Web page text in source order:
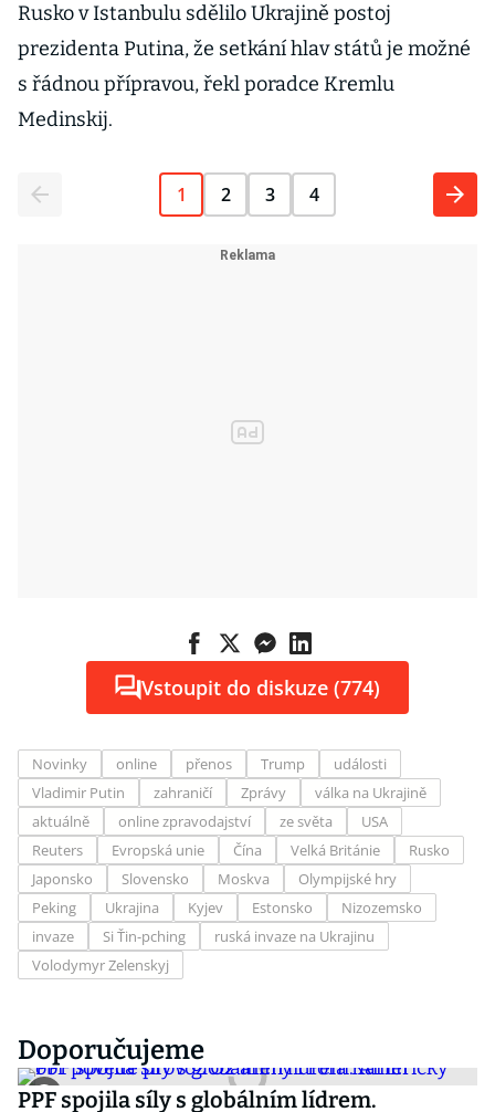
Rusko v Istanbulu sdělilo Ukrajině postoj
prezidenta Putina, že setkání hlav států je možné
s řádnou přípravou, řekl poradce Kremlu
Medinskij.
1 2 3 4
Vstoupit do diskuze (774)
Novinky online přenos Trump
události
Vladimir Putin
zahraničí Zprávy
válka na Ukrajině
aktuálně
online zpravodajství ze světa
USA
Reuters
Evropská unie Čína Velká Británie
Rusko
Japonsko
Slovensko Moskva
Olympijské hry
Peking
Ukrajina Kyjev Estonsko
Nizozemsko
invaze
Si Ťin-pching
ruská invaze na Ukrajinu
Volodymyr Zelenskyj
Doporučujeme
PPF spojila síly s globálním lídrem.